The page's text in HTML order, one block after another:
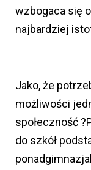
wzbogaca się
najbardziej
Jako, że
możliwości
społeczność
do szkół